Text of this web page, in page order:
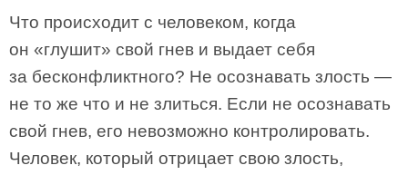
Что происходит с человеком, когда
он «глушит» свой гнев и выдает себя
за бесконфликтного? Не осознавать злость —
не то же что и не злиться. Если не осознавать
свой гнев, его невозможно контролировать.
Человек, который отрицает свою злость,